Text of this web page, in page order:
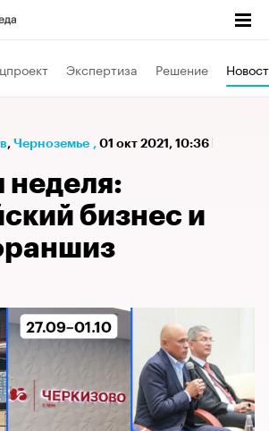
Экспертиза Решение
⁠, Черноземье , 01 окт 2021, 10:36
неделя:
бизнес и